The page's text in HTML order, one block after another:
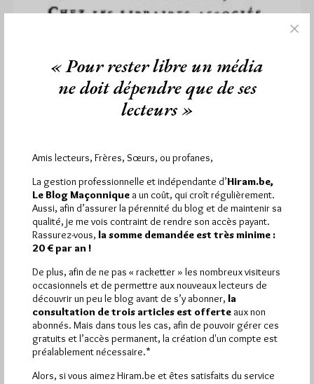
Les rhétoriques de la conspiration
Les rhétoriques de la conspiration est un ouvrage collectif
rédigé sous la direction d'Emmanuelle Damblon et de Loic
Nicolas. La…
DansEdition 4 commentaires
Hier samedi 8 août 2026, Hiram.be a reçu1 698 visites
et2 926 pagesont été lues (Source : Pirsch.io)
Plus d’informations
Quels sont les articles les plus lus du blog ?
« Pour rester libre un média
ne doit dépendre que de ses
lecteurs »
Amis lecteurs, Frères, Sœurs, ou profanes,
La gestion professionnelle et indépendante d’Hiram.be,
Le Blog Maçonnique a un coût, qui croît régulièrement.
Aussi, afin d’assurer la pérennité du blog et de maintenir sa
qualité, je me vois contraint de rendre son accès payant.
Rassurez-vous, la somme demandée est très minime :
20 € par an !
De plus, afin de ne pas « racketter » les nombreux visiteurs
occasionnels et de permettre aux nouveaux lecteurs de
découvrir un peu le blog avant de s’y abonner, la
consultation de trois articles est offerte aux non
abonnés. Mais dans tous les cas, afin de pouvoir gérer ces
gratuits et l’accès permanent, la création d'un compte est
préalablement nécessaire.*
Alors, si vous aimez Hiram.be et êtes satisfaits du service